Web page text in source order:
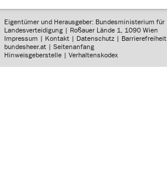
Eigentümer und Herausgeber: Bundesministerium für
Landesverteidigung | Roßauer Lände 1, 1090 Wien
Impressum | Kontakt | Datenschutz | Barrierefreiheit
bundesheer.at |Seitenanfang
Hinweisgeberstelle |Verhaltenskodex